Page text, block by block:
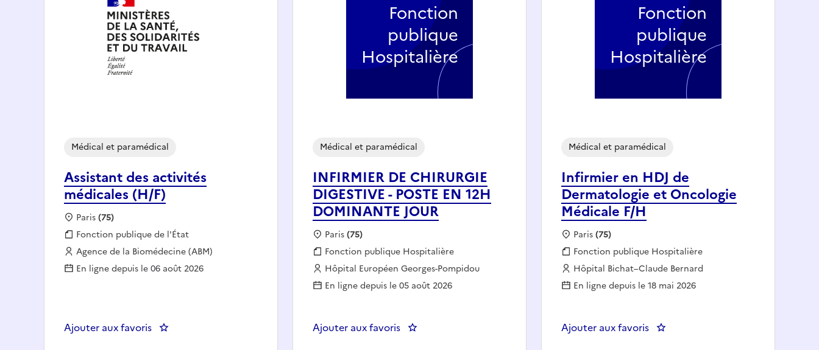
Assistant des activités
médicales (H/F)
Médical et paramédical
Localisation :
Paris(75)
Fonction publique :
Fonction publique de l'État
Employeur :
Agence de la Biomédecine (ABM)
En ligne depuis le 06 août 2026
Ajouter aux favoris : Assistant des activités médicales (H/F)
INFIRMIER DE CHIRURGIE
DIGESTIVE - POSTE EN 12H
DOMINANTE JOUR
Médical et paramédical
Localisation :
Paris(75)
Fonction publique :
Fonction publique Hospitalière
Employeur :
Hôpital Européen Georges-Pompidou
En ligne depuis le 05 août 2026
Ajouter aux favoris : INFIRMIER DE CHIRURGIE DIGESTIVE - POSTE EN 12H DOMINANTE JOUR
Fonction
publique
Hospitalière
Infirmier en HDJ de
Dermatologie et Oncologie
Médicale F/H
Médical et paramédical
Localisation :
Paris(75)
Fonction publique :
Fonction publique Hospitalière
Employeur :
Hôpital Bichat–Claude Bernard
En ligne depuis le 18 mai 2026
Ajouter aux favoris : Infirmier en HDJ de
Fonction
publique
Hospitalière